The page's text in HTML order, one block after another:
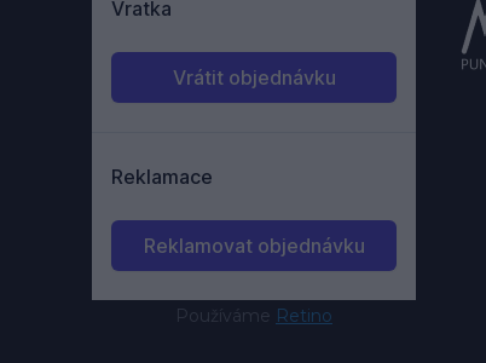
Používáme Retino